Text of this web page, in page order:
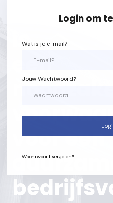
is
een
voor een
duurzame
Login om
Wat is je e-mail?
Jouw Wachtwoord?
Wachtwoord vergeten?